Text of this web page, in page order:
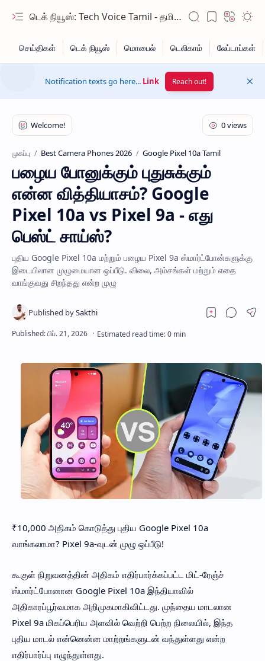
டெக் நியூஸ்: Tech Voice Tamil - தமிழ் டெக் & 2026 AI செய்திகள்.
Hidden Menu
Hidden Menu
Notification texts go here... Link Reach out!
முகப்பு Best Camera Phones 2026 Google Pixel 10a Tamil
பழைய போனுக்கும் புதுசுக்கும்
என்ன வித்தியாசம்? Google
Pixel 10a vs Pixel 9a - எது
பெஸ்ட் சாய்ஸ்?
புதிய Google Pixel 10a மற்றும் பழைய Pixel 9a ஸ்மார்ட்போன்களுக்கு
இடையிலான முழுமையான ஒப்பீடு. விலை, அம்சங்கள் மற்றும் எதை
வாங்குவது சிறந்தது என்ற முழு
₹10,000 அதிகம் கொடுத்து புதிய Google Pixel 10a
வாங்கலாமா? Pixel 9a-வுடன் முழு ஒப்பீடு!
கூகுள் நிறுவனத்தின் அதிகம் எதிர்பார்க்கப்பட்ட மிட்-ரேஞ்ச்
ஸ்மார்ட்போனான Google Pixel 10a இந்தியாவில்
அதிகாரப்பூர்வமாக அறிமுகமாகிவிட்டது. முந்தைய மாடலான
Pixel 9a மிகப்பெரிய அளவில் வெற்றி பெற்ற நிலையில், இந்த
புதிய மாடல் என்னென்ன மாற்றங்களுடன் வந்துள்ளது என்ற
எதிர்பார்ப்பு எழுந்துள்ளது.